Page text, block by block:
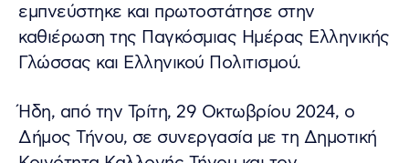
εμπνεύστηκε και πρωτοστάτησε στην
καθιέρωση της Παγκόσμιας Ημέρας Ελληνικής
Γλώσσας και Ελληνικού Πολιτισμού.
Ήδη, από την Τρίτη, 29 Οκτωβρίου 2024, ο
Δήμος Τήνου, σε συνεργασία με τη Δημοτική